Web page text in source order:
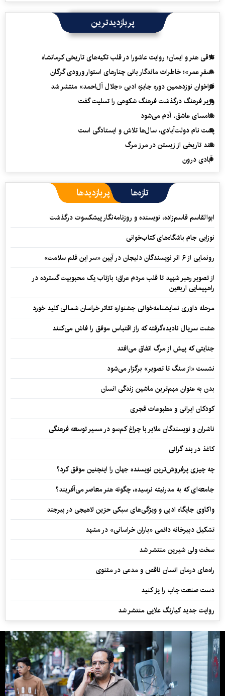
پربازدیدترین
تلاقی هنر و ایمان؛ روایت عاشورا در قلب تکیه‌های تاریخی کرمانشاه
«سفرِ عمر»؛ خاطرات ماندگار بانی چنارهای استوار ورودی گرگان
فراخوان نوزدهمین دوره جایزه ادبی «جلال آل‌احمد» منتشر شد
وزیر فرهنگ درگذشت فرهنگ شکوهی را تسلیت گفت
سامسای عاشق، آدم می‌شود
پشت نام دولت‌آبادی، سال‌ها تلاش و ایستادگی است
سند تاریخی از زیستن در مرز مرگ
آبادی درون
تازه‌ها پربازدیدها
ابوالقاسم قاسم‌زاده، نویسنده و روزنامه‌نگار پیشکسوت درگذشت
نوزایی جام باشگاه‌های کتاب‌خوانی
رونمایی از ۶ اثر نویسندگان دلیجان در آیین «سر این قلم سلامت»
از تصویر رهبر شهید تا قلب مردم عراق؛ بازتاب یک محبوبیت گسترده در
راهپیمایی اربعین
مرحله داوری نمایشنامه‌خوانی جشنواره تئاتر خراسان شمالی کلید خورد
هشت سریال نادیده‌گرفته که راز اقتباس موفق را فاش می‌کنند
جنایتی که پیش از مرگ اتفاق می‌افتد
نشست «از سنگ تا تصویر» برگزار می‌شود
بدن به عنوان مهم‌ترین ماشین زندگی انسان
کودکان ایرانی و مطبوعات قجری
ناشران و نویسندگان ملایر با چراغ کم‌سو در مسیر توسعه فرهنگی
کاغذ در بند گرانی
چه چیزی پرفروش‌ترین نویسنده جهان را اینچنین موفق کرد؟
جامعه‌ای که به مدرنیته نرسیده، چگونه هنر معاصر می‌آفریند؟
واکاوی جایگاه ادبی و ویژگی‌های سبکی حزین لاهیجی در بیرجند
تشکیل دبیرخانه دائمی «یاران خراسانی» در مشهد
سخت ولی شیرین منتشر شد
راه‌های درمان انسان ناقص و مدعی در مثنوی
دست صنعت چاپ را پرُ کنید
روایت جدید کیارنگ علایی منتشر شد